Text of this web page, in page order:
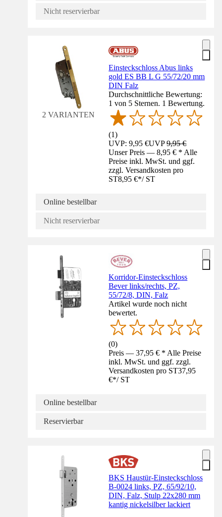
Nicht reservierbar
2 VARIANTEN
Einsteckschloss Abus links
gold ES BB L G 55/72/20 mm
DIN Falz
Durchschnittliche Bewertung:
1 von 5 Sternen. 1 Bewertung.
(1)
UVP: 9,95 €UVP9,95 €
Unser Preis — 8,95 € * Alle
Preise inkl. MwSt. und ggf.
zzgl. Versandkosten pro
ST8,95 €*/ ST
Online bestellbar
Nicht reservierbar
Korridor-Einsteckschloss
Bever links/rechts, PZ,
55/72/8, DIN, Falz
Artikel wurde noch nicht
bewertet.
(0)
Preis — 37,95 € * Alle Preise
inkl. MwSt. und ggf. zzgl.
Versandkosten pro ST37,95
€*/ ST
Online bestellbar
Reservierbar
BKS Haustür-Einsteckschloss
B-0024 links, PZ, 65/92/10,
DIN, Falz, Stulp 22x280 mm
kantig nickelsilber lackiert